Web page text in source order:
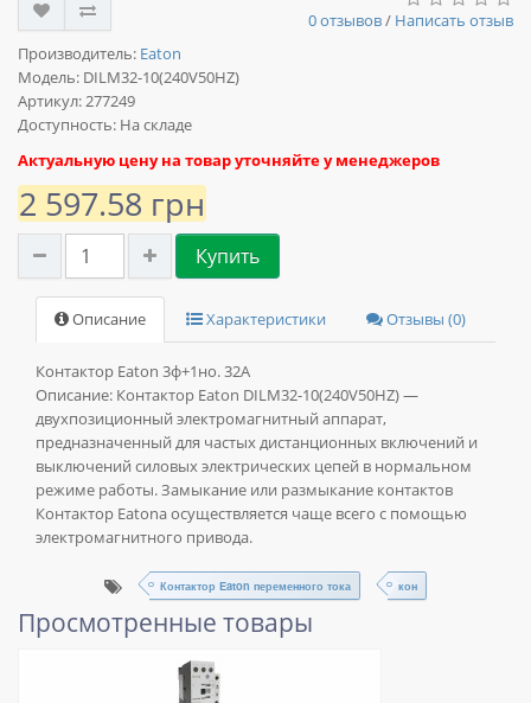
0 отзывов/ Написать отзыв
Производитель: Eaton
Модель: DILM32-10(240V50HZ)
Артикул: 277249
Доступность: На складе
Актуальную цену на товар уточняйте у менеджеров
2 597.58 грн
Купить
Описание Характеристики Отзывы (0)
Контактор Eaton 3ф+1но. 32А
Описание: Контактор Eaton DILM32-10(240V50HZ) —
двухпозиционный электромагнитный аппарат,
предназначенный для частых дистанционных включений и
выключений силовых электрических цепей в нормальном
режиме работы. Замыкание или размыкание контактов
Контактор Eatonа осуществляется чаще всего с помощью
электромагнитного привода.
Контактор Eaton переменного тока кон
Просмотренные товары